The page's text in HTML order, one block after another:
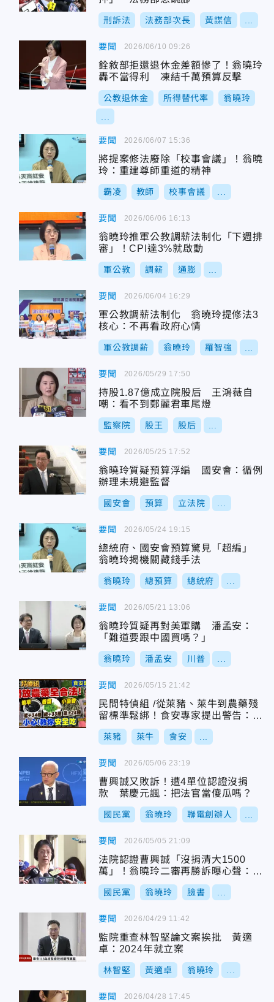
刑訴法 法務部次長 黃謀信
要聞
銓敘部拒還退休金差額慘了！翁曉玲
轟不當得利 凍結千萬預算反擊
公教退休金 所得替代率 翁曉玲
2026/06/10 09:26
要聞
將提案修法廢除「校事會議」！翁曉
玲：重建尊師重道的精神
霸凌 教師 校事會議
2026/06/07 15:36
要聞
翁曉玲推軍公教調薪法制化「下週排
審」！CPI達3%就啟動
軍公教 調薪 通膨
2026/06/06 16:13
要聞
軍公教調薪法制化 翁曉玲提修法3
核心：不再看政府心情
軍公教調薪 翁曉玲 羅智強
2026/06/04 16:29
要聞
持股1.87億成立院股后 王鴻薇自
嘲：看不到鄭麗君車尾燈
監察院 股王 股后
2026/05/29 17:50
要聞
翁曉玲質疑預算浮編 國安會：循例
辦理未規避監督
國安會 預算 立法院
2026/05/25 17:52
要聞
總統府、國安會預算驚見「超編」
翁曉玲揭機關藏錢手法
翁曉玲 總預算 總統府
2026/05/24 19:15
要聞
翁曉玲質疑再對美軍購 潘孟安：
「難道要跟中國買嗎？」
翁曉玲 潘孟安 川普
2026/05/21 13:06
要聞
民間特偵組 /從萊豬、萊牛到農藥殘
留標準鬆綁！食安專家提出警告：小
心雞尾酒農藥！翁曉玲：再多經濟成
長換不回人民健康
萊豬 萊牛 食安
2026/05/15 21:42
要聞
曹興誠又敗訴！遭4單位認證沒捐
款 葉慶元諷：把法官當傻瓜嗎？
國民黨 翁曉玲 聯電創辦人
2026/05/06 23:19
要聞
法院認證曹興誠「沒捐清大1500
萬」！翁曉玲二審再勝訴曝心聲：公
理自在人心
國民黨 翁曉玲 臉書
2026/05/05 21:09
要聞
監院重查林智堅論文案挨批 黃適
卓：2024年就立案
林智堅 黃適卓 翁曉玲
2026/04/29 11:42
要聞 2026/04/28 17:45